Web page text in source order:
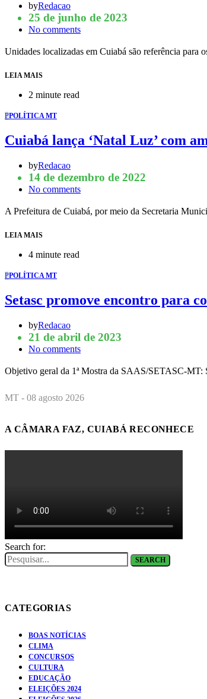
byRedacao
25 de junho de 2023
No comments
Unidades localizadas em Cuiabá são referência
LEIA MAIS
2 minute read
PPOLÍTICA MT
Cuiabá lança ‘Natal Luz’ com
byRedacao
14 de dezembro de 2022
No comments
A Prefeitura de Cuiabá, por meio da Secretaria
LEIA MAIS
4 minute read
PPOLÍTICA MT
Setasc promove encontro para
byRedacao
21 de abril de 2023
No comments
Objetivo geral da 1ª Mostra da SAAS/SETASC-
MT - 08 agosto 2026
A CÂMARA FAZ, CUIABÁ RECONHECE
Search for:
SEARCH
CATEGORIAS
BOAS NOTÍCIAS
CLIMA
CONCURSOS
CULTURA
EDUCAÇÃO
ELEIÇÕES 2024